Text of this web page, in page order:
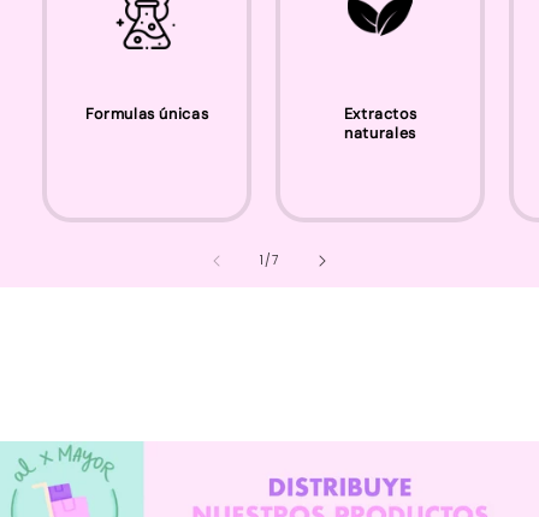
Formulas únicas
Extractos
naturales
1/de
7